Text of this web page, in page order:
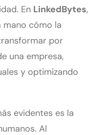
En LinkedBytes,
mano cómo la
por
una empresa,
y optimizando
evidentes es la
Al